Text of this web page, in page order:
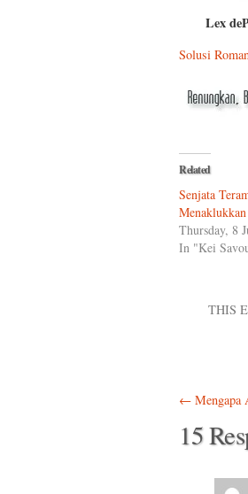
Lex
Solusi
Related
Senjata
Thursday, 8
In "Kei
THIS
Post
← Mengapa
15